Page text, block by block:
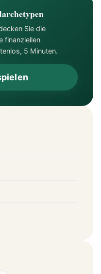
Sie die
finanziellen
5 Minuten.